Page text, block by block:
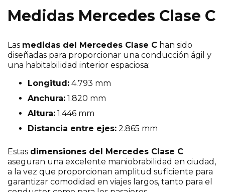
Medidas Mercedes Clase C
Las medidas del Mercedes Clase C han sido
diseñadas para proporcionar una conducción ágil y
una habitabilidad interior espaciosa:
Longitud: 4.793 mm
Anchura: 1.820 mm
Altura: 1.446 mm
Distancia entre ejes: 2.865 mm
Estas dimensiones del Mercedes Clase C
aseguran una excelente maniobrabilidad en ciudad,
a la vez que proporcionan amplitud suficiente para
garantizar comodidad en viajes largos, tanto para el